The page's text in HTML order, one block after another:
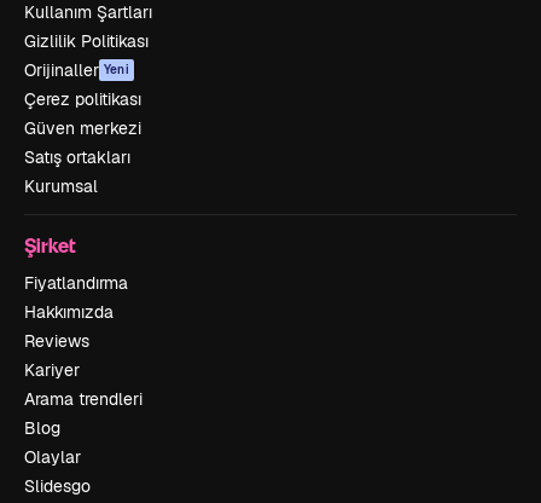
Kullanım Şartları
Gizlilik Politikası
Orijinaller Yeni
Çerez politikası
Güven merkezi
Satış ortakları
Kurumsal
Şirket
Fiyatlandırma
Hakkımızda
Reviews
Kariyer
Arama trendleri
Blog
Olaylar
Slidesgo